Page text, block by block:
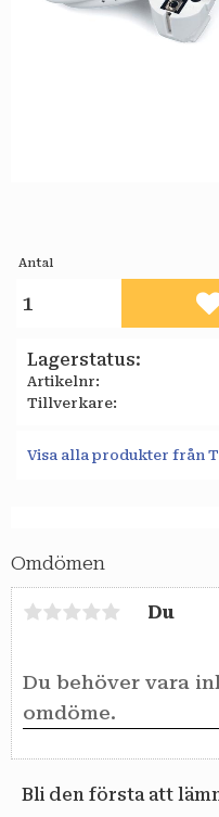
Antal
Lagerstatus
Artikelnr
Tillverkare
Visa alla produkter från
Omdömen
Du
Bli den första att